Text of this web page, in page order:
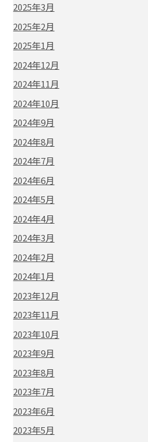
2025年3月
2025年2月
2025年1月
2024年12月
2024年11月
2024年10月
2024年9月
2024年8月
2024年7月
2024年6月
2024年5月
2024年4月
2024年3月
2024年2月
2024年1月
2023年12月
2023年11月
2023年10月
2023年9月
2023年8月
2023年7月
2023年6月
2023年5月